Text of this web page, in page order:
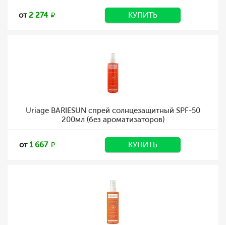
от2 274 КУПИТЬ
Uriage BARIESUN спрей солнцезащитный SPF-50
200мл (без ароматизаторов)
от1 667 КУПИТЬ